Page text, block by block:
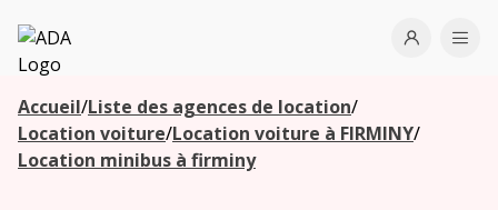
ADA
Open
Accueil/Liste des agences de location/
Location voiture/Location voiture à FIRMINY/
Location minibus à firminy
Les
agences à
proximité